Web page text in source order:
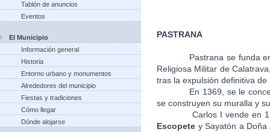
Tablón de anuncios
Eventos
El Municipio
Información general
Historia
Entorno urbano y monumentos
Alrededores del municipio
Fiestas y tradiciones
Cómo llegar
Dónde alojarse
PASTRANA
Pastrana se funda
Religiosa Militar de
tras la expulsión definitiva de
En 1369, se le concede
se construyen su muralla y
Carlos I vende en
Escopete y Sayatón a